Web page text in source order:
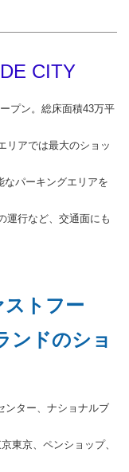
CITY
プン。総床面積43万平
リアでは最大のショッ
なパーキングエリアを
運行など、交通面にも
ストフー
ンドのショ
ンター、ナショナルブ
東京、ペンショップ、